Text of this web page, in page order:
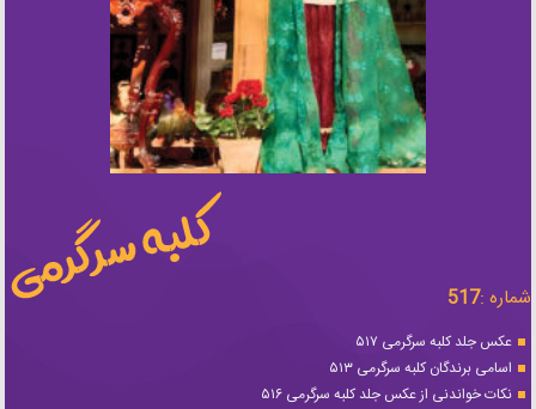
شماره :517
عکس جلد کلبه سرگرمی ۵۱۷
اسامی برندگان کلبه سرگرمی ۵۱۳
نکات خواندنی از عکس جلد کلبه سرگرمی ۵۱۶